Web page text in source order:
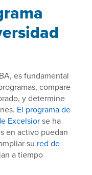
es fundamental
compare
y determine
El programa de
Excelsiorse ha
en activo puedan
su red de
a tiempo